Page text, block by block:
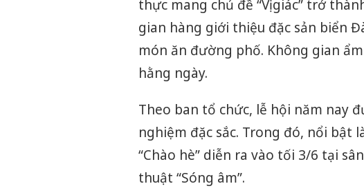
thực mang chủ đề “Vị giác” trở
gian hàng giới thiệu đặc sản biển
món ăn đường phố. Không gian
hằng ngày.
Theo ban tổ chức, lễ hội năm nay
nghiệm đặc sắc. Trong đó, nổi bật
“Chào hè” diễn ra vào tối 3/6 tại
thuật “Sóng âm”.